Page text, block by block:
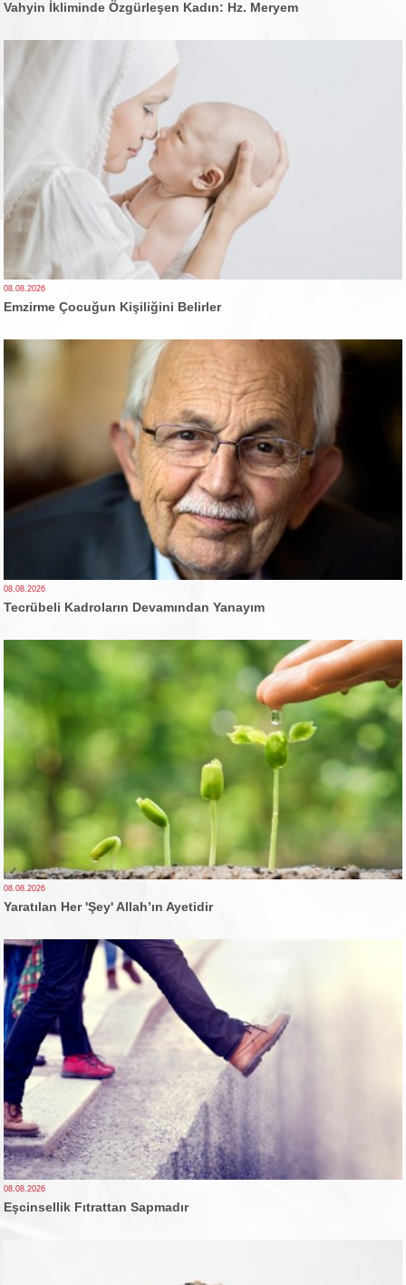
Vahyin İkliminde Özgürleşen Kadın: Hz. Meryem
08.08.2026
Emzirme Çocuğun Kişiliğini Belirler
08.08.2026
Tecrübeli Kadroların Devamından Yanayım
08.08.2026
Yaratılan Her 'Şey' Allah’ın Ayetidir
08.08.2026
Eşcinsellik Fıtrattan Sapmadır